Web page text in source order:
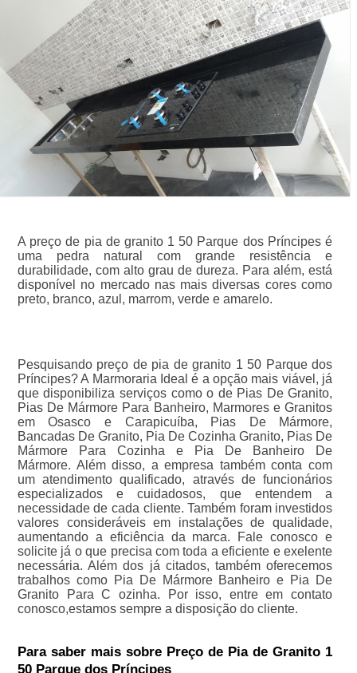
A preço de pia de granito 1 50 Parque dos Príncipes é
uma pedra natural com grande resistência e
durabilidade, com alto grau de dureza. Para além, está
disponível no mercado nas mais diversas cores como
preto, branco, azul, marrom, verde e amarelo.
Pesquisando preço de pia de granito 1 50 Parque dos
Príncipes? A Marmoraria Ideal é a opção mais viável, já
que disponibiliza serviços como o de Pias De Granito,
Pias De Mármore Para Banheiro, Marmores e Granitos
em Osasco e Carapicuíba, Pias De Mármore,
Bancadas De Granito, Pia De Cozinha Granito, Pias De
Mármore Para Cozinha e Pia De Banheiro De
Mármore. Além disso, a empresa também conta com
um atendimento qualificado, através de funcionários
especializados e cuidadosos, que entendem a
necessidade de cada cliente. Também foram investidos
valores consideráveis em instalações de qualidade,
aumentando a eficiência da marca. Fale conosco e
solicite já o que precisa com toda a eficiente e exelente
necessária. Além dos já citados, também oferecemos
trabalhos como Pia De Mármore Banheiro e Pia De
Granito Para C ozinha. Por isso, entre em contato
conosco,estamos sempre a disposição do cliente.
Para saber mais sobre Preço de Pia de Granito 1
50 Parque dos Príncipes